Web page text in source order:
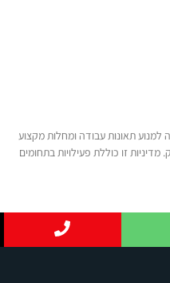
למנוע תאונות עבודה ומחלות מקצוע
זו כוללת פעילויות בתחומים